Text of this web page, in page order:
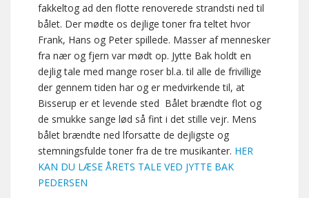
fakkeltog ad den flotte renoverede strandsti ned til
bålet. Der mødte os dejlige toner fra teltet hvor
Frank, Hans og Peter spillede. Masser af mennesker
fra nær og fjern var mødt op. Jytte Bak holdt en
dejlig tale med mange roser bl.a. til alle de frivillige
der gennem tiden har og er medvirkende til, at
Bisserup er et levende sted Bålet brændte flot og
de smukke sange lød så fint i det stille vejr. Mens
bålet brændte ned lforsatte de dejligste og
stemningsfulde toner fra de tre musikanter. HER
KAN DU LÆSE ÅRETS TALE VED JYTTE BAK
PEDERSEN